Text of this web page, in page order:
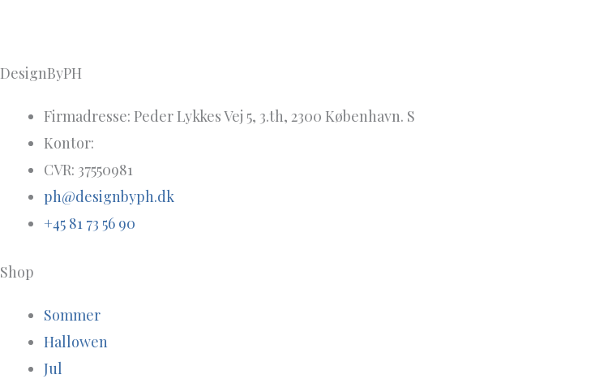
DesignByPH
Firmadresse: Peder Lykkes Vej 5, 3.th, 2300 København. S
Kontor:
CVR: 37550981
ph@designbyph.dk
+45 81 73 56 90
Shop
Sommer
Hallowen
Jul